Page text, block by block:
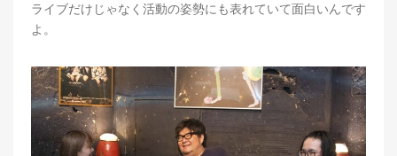
ライブだけじゃなく活動の姿勢にも表れていて面白いんです
よ。